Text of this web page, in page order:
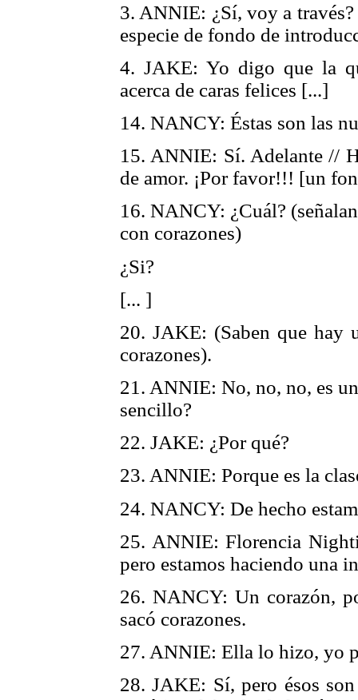
3. ANNIE: ¿Sí, voy a través?
especie de fondo de
4. JAKE: Yo digo que la
acerca de caras felices [...]
14. NANCY: Éstas son las
15. ANNIE: Sí. Adelante //
de amor. ¡Por favor!!! [un
16. NANCY: ¿Cuál?
con corazones)
¿Si?
[... ]
20. JAKE: (Saben que hay
corazones).
21. ANNIE: No, no, no, es
sencillo?
22. JAKE: ¿Por qué?
23. ANNIE: Porque es la
24. NANCY: De hecho
25. ANNIE: Florencia
pero estamos haciendo una
26. NANCY: Un corazón,
sacó corazones.
27. ANNIE: Ella lo hizo, yo
28. JAKE: Sí, pero ésos